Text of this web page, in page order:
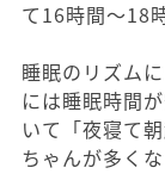
て16時間～18
睡眠のリズム
には睡眠時間
いて「夜寝て
ちゃんが多く